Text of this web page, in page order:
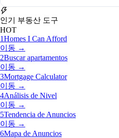
인기 부동산 도구
HOT
1Homes I Can Afford
이동 →
2Buscar apartamentos
이동 →
3Mortgage Calculator
이동 →
4Análisis de Nivel
이동 →
5Tendencia de Anuncios
이동 →
6Mapa de Anuncios